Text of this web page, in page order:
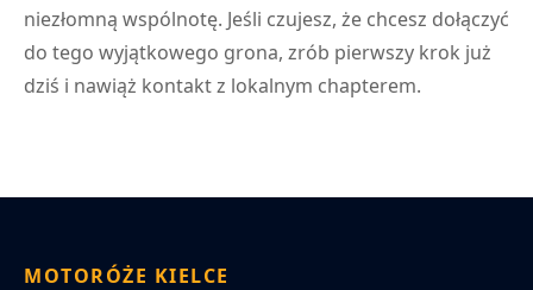
niezłomną wspólnotę. Jeśli czujesz, że chcesz dołączyć
do tego wyjątkowego grona, zrób pierwszy krok już
dziś i nawiąż kontakt z lokalnym chapterem.
MOTORÓŻE KIELCE